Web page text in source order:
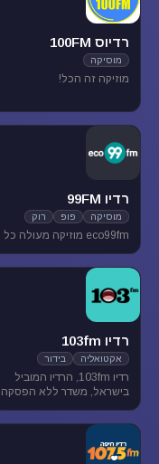
רדיוס 100FM
מוסיקה
מוזיקה זה הכל!
רדיו 99FM
מוסיקה פופ רוק
eco99fm מוזיקה מעולה כל היום
רדיו 103fm
אקטואליה בידור
רדיו 103fm, הרדיו המוביל
בישראל, משדר ללא הפסקה
וסאטירה, עם מיטב המגישים
והעיתונאים